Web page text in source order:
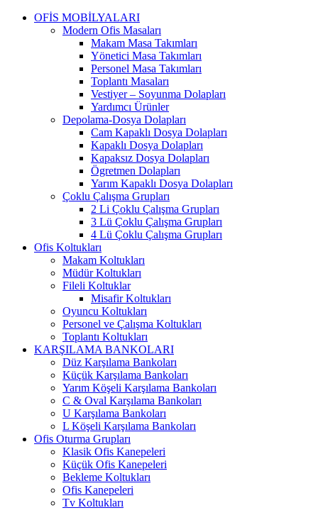
OFİS MOBİLYALARI
Modern Ofis Masaları
Makam Masa Takımları
Yönetici Masa Takımları
Personel Masa Takımları
Toplantı Masaları
Vestiyer – Soyunma Dolapları
Yardımcı Ürünler
Depolama-Dosya Dolapları
Cam Kapaklı Dosya Dolapları
Kapaklı Dosya Dolapları
Kapaksız Dosya Dolapları
Ögretmen Dolapları
Yarım Kapaklı Dosya Dolapları
Çoklu Çalışma Grupları
2 Li Çoklu Çalışma Grupları
3 Lü Çoklu Çalışma Grupları
4 Lü Çoklu Çalışma Grupları
Ofis Koltukları
Makam Koltukları
Müdür Koltukları
Fileli Koltuklar
Misafir Koltukları
Oyuncu Koltukları
Personel ve Çalışma Koltukları
Toplantı Koltukları
KARŞILAMA BANKOLARI
Düz Karşılama Bankoları
Küçük Karşılama Bankoları
Yarım Köşeli Karşılama Bankoları
C & Oval Karşılama Bankoları
U Karşılama Bankoları
L Köşeli Karşılama Bankoları
Ofis Oturma Grupları
Klasik Ofis Kanepeleri
Küçük Ofis Kanepeleri
Bekleme Koltukları
Ofis Kanepeleri
Tv Koltukları